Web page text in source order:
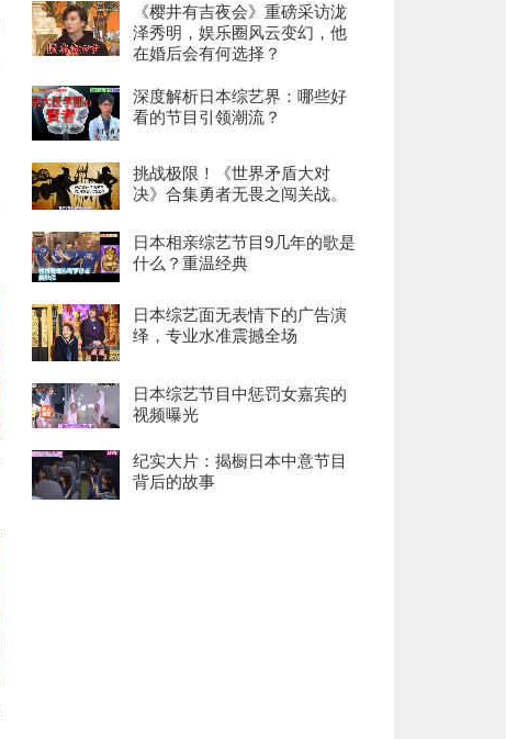
《樱井有吉夜会》重磅采访泷
泽秀明，娱乐圈风云变幻，他
在婚后会有何选择？
深度解析日本综艺界：哪些好
看的节目引领潮流？
挑战极限！《世界矛盾大对
决》合集勇者无畏之闯关战。
日本相亲综艺节目9几年的歌是
什么？重温经典
日本综艺面无表情下的广告演
绎，专业水准震撼全场
日本综艺节目中惩罚女嘉宾的
视频曝光
纪实大片：揭橱日本中意节目
背后的故事